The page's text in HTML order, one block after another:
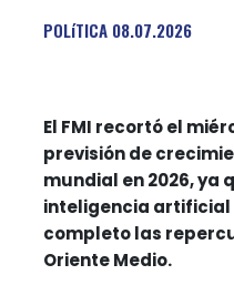
POLíTICA 08.07.2026
El FMI recortó el
previsión de
mundial en 2026, ya
inteligencia artificial
completo las
Oriente Medio.